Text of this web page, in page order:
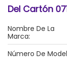
Del Cartón
Nombre De La
Marca:
Número De